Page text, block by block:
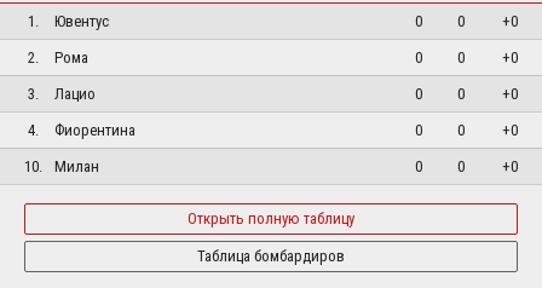
1.
Ювентус 0 0
+0
2.
Рома 0 0
+0
3.
Лацио 0 0
+0
4.
Фиорентина 0 0
+0
10.
Милан 0 0 +0
Открыть полную таблицу
Таблица бомбардиров